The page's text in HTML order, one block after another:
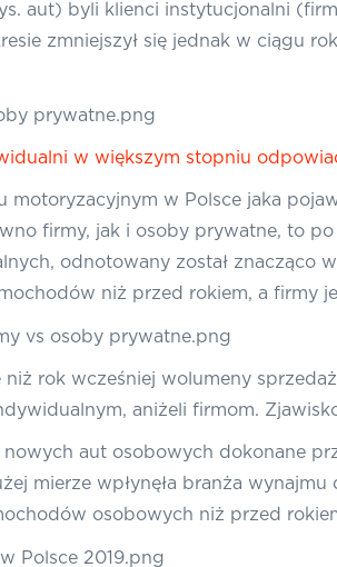
aut) byli klienci instytucjonalni
zmniejszył się jednak w ciągu
w większym stopniu
motoryzacyjnym w Polsce jaka
firmy, jak i osoby prywatne, to
odnotowany został znacząco
niż przed rokiem, a firmy
rok wcześniej wolumeny
aniżeli firmom.
aut osobowych dokonane
mierze wpłynęła branża
osobowych niż przed